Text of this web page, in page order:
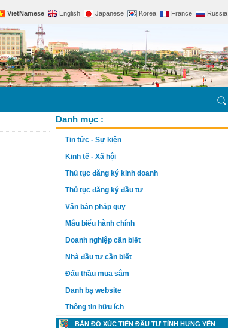
VietNamese English Japanese Korea France Russia
Danh mục :
Tin tức - Sự kiện
Kinh tế - Xã hội
Thủ tục đăng ký kinh doanh
Thủ tục đăng ký đầu tư
Văn bản pháp quy
Mẫu biểu hành chính
Doanh nghiệp cần biết
Nhà đầu tư cần biết
Đấu thầu mua sắm
Danh bạ website
Thông tin hữu ích
BẢN ĐỒ XÚC TIẾN ĐẦU TƯ TỈNH HƯNG YÊN